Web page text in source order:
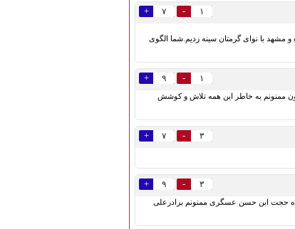
۷ + ۱ -
مشهد با نوای گرمتان سینه زدیم.شما الگوی
۹ + ۱ -
ازتون ممنونم به خاطر این همه تلاش و کوشش
۷ + ۳ -
۹ + ۳ -
حجت ابن حسن عسگری ممنونم برادرعلی